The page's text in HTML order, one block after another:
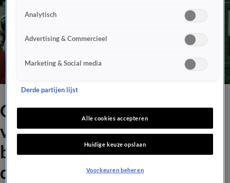
GOUD! Ellie Lust doet
verslag van actuele situatie
bij Spaanse bank uit La Casa
de Papel
Analytisch
Advertising & Commercieel
Marketing & Social media
Derde partijen lijst
Alle cookies accepteren
Huidige keuze opslaan
Voorkeuren beheren